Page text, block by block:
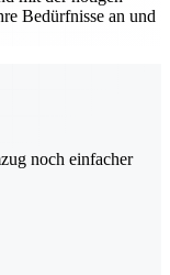
Bedürfnisse an und
noch einfacher